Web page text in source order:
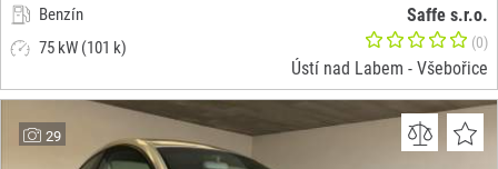
Benzín
75 kW (101 k)
Saffe s.r.o.
(0)
Ústí nad Labem - Všebořice
29